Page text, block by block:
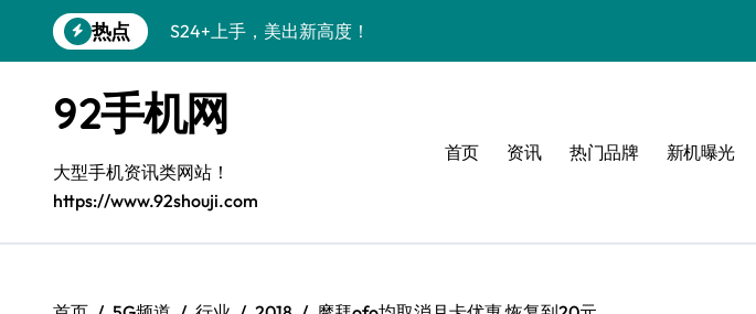
到
热点
S24+上手，美出新高度！
A56 5G惊艳登场，三星新风尚来了！
三星S26个性美颜全攻略，一键解锁高级感
S25美化秘籍：个性潮玩，点亮三星新视界
C55 5G焕新秘籍：定制潮流无限可能
92手机网
大型手机资讯类网站！
https://www.92shouji.com
首页 资讯 热门品牌 新机曝光